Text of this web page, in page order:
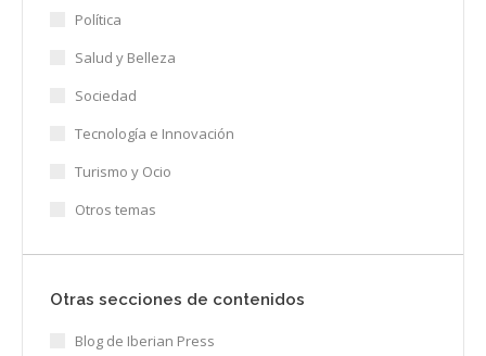
Política
Salud y Belleza
Sociedad
Tecnología e Innovación
Turismo y Ocio
Otros temas
Otras secciones de contenidos
Blog de Iberian Press